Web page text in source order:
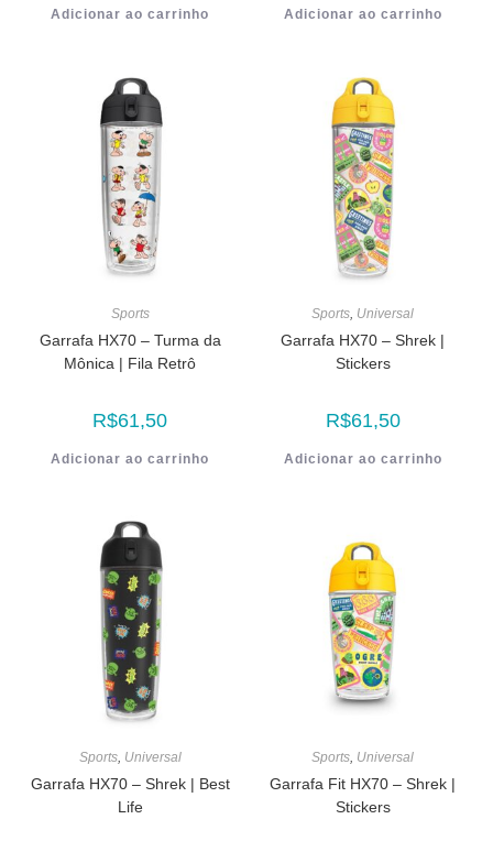
Adicionar ao carrinho Adicionar ao carrinho
Sports
Garrafa HX70 – Turma da
Mônica | Fila Retrô
R$61,50
Adicionar ao carrinho
Sports Universal
Garrafa HX70 – Shrek |
Stickers
R$61,50
Adicionar ao carrinho
Sports, Universal
Garrafa HX70 – Shrek | Best
Life
Sports, Universal
Garrafa Fit HX70 – Shrek |
Stickers